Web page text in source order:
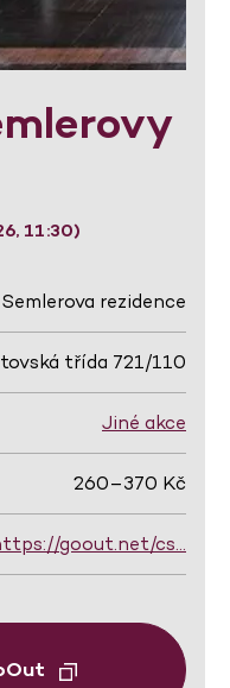
11:30)
Semlerova rezidence
třída 721/110
Jiné akce
260–370 Kč
goout.net/cs…